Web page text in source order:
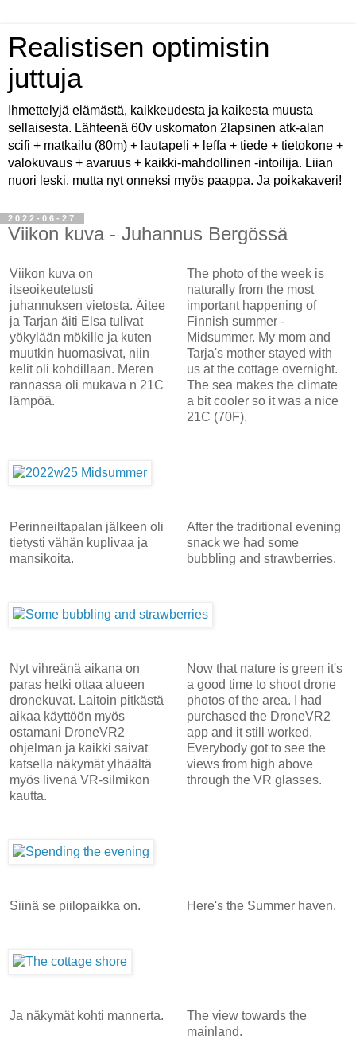
Realistisen optimistin
juttuja
Ihmettelyjä elämästä, kaikkeudesta ja kaikesta muusta
sellaisesta. Lähteenä 60v uskomaton 2lapsinen atk-alan
scifi + matkailu (80m) + lautapeli + leffa + tiede + tietokone +
valokuvaus + avaruus + kaikki-mahdollinen -intoilija. Liian
nuori leski, mutta nyt onneksi myös paappa. Ja poikakaveri!
2022-06-27
Viikon kuva - Juhannus Bergössä
Viikon kuva on
itseoikeutetusti
juhannuksen vietosta. Äitee
ja Tarjan äiti Elsa tulivat
yökylään mökille ja kuten
muutkin huomasivat, niin
kelit oli kohdillaan. Meren
rannassa oli mukava n 21C
lämpöä.
The photo of the week is
naturally from the most
important happening of
Finnish summer -
Midsummer. My mom and
Tarja's mother stayed with
us at the cottage overnight.
The sea makes the climate
a bit cooler so it was a nice
21C (70F).
Perinneiltapalan jälkeen oli
tietysti vähän kuplivaa ja
mansikoita.
After the traditional evening
snack we had some
bubbling and strawberries.
Nyt vihreänä aikana on
paras hetki ottaa alueen
dronekuvat. Laitoin pitkästä
aikaa käyttöön myös
ostamani DroneVR2
ohjelman ja kaikki saivat
katsella näkymät ylhäältä
myös livenä VR-silmikon
kautta.
Now that nature is green it's
a good time to shoot drone
photos of the area. I had
purchased the DroneVR2
app and it still worked.
Everybody got to see the
views from high above
through the VR glasses.
Siinä se piilopaikka on. Here's the Summer haven.
Ja näkymät kohti mannerta.
The view towards the
mainland.